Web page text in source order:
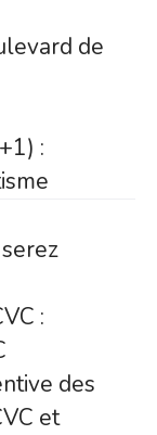
de
:
:
des
et